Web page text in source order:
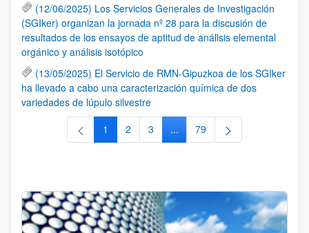
(12/06/2025) Los Servicios Generales de Investigación
(SGIker) organizan la jornada nº 28 para la discusión de
resultados de los ensayos de aptitud de análisis elemental
orgánico y análisis isotópico
(13/05/2025) El Servicio de RMN-Gipuzkoa de los SGIker
ha llevado a cabo una caracterización química de dos
variedades de lúpulo silvestre
Página
1 Página
2 Página
3 ...Páginas intermedias Use TAB
Página
79